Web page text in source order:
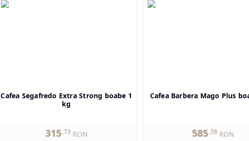
Cafea Segafredo Extra Strong boabe 1
kg
315,73 RON
Cafea Barbera Mago Plus
585,58 RON